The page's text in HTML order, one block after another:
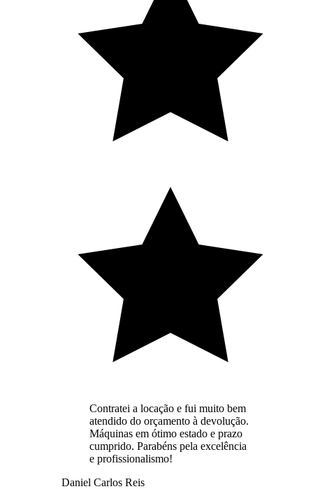
Contratei a locação e fui muito bem
atendido do orçamento à devolução.
Máquinas em ótimo estado e prazo
cumprido. Parabéns pela excelência
e profissionalismo!
Daniel Carlos Reis